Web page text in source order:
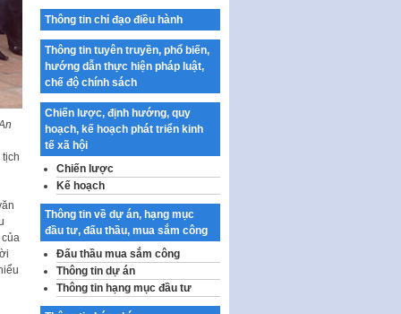
Kế hoạch Tổ chức Cuộc thi
chính luận về bảo vệ nền tảng tư
tưởng của Đảng…
Công bố công khai dự toán kinh
phí xây dựng pháp luật, hoàn
thiện thể chế, chính…
Quy định về nghiên cứu, ứng
dụng khoa học, công nghệ, đổi
mới sáng tạo và chuyển…
Quy định chi tiết và hướng dẫn
thi hành một số điều của Luật Lý
lịch tư…
Sửa đổi, bổ sung một số nội
dung tại Nghị quyết số 30/NQ-
CP ngày 24 tháng 02…
Thông tin chỉ đạo điều hành
Thông tin tuyên truyền, phổ biến,
hướng dẫn thực hiện pháp luật,
chế độ chính sách
Chiến lược, định hướng, quy
hoạch, kế hoạch phát triển kinh
tế xã hội
Chiến lược
Kế hoạch
Thông tin về dự án, hạng mục
đầu tư, đấu thầu, mua sắm công
Đấu thầu mua sắm công
Thông tin dự án
Thông tin hạng mục đầu tư